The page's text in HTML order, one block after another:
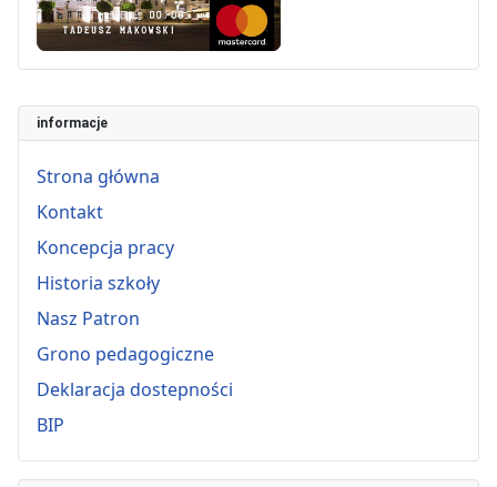
informacje
Strona główna
Kontakt
Koncepcja pracy
Historia szkoły
Nasz Patron
Grono pedagogiczne
Deklaracja dostepności
BIP